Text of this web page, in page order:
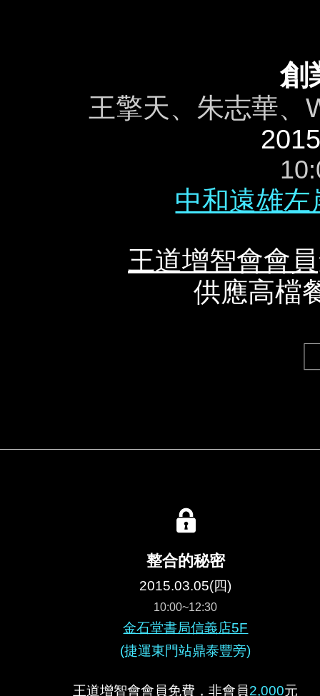
創
王擎天、朱志華、
中和遠雄
王道增智會會員
供應高檔
整合的秘密
2015.03.05(四)
10:00~12:30
金石堂書局信義店5F
(捷運東門站鼎泰豐旁)
王道增智會會員免費，非會員2,000元